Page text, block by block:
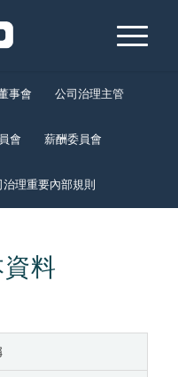
事會 公司治理主管
會 薪酬委員會
治理重要內部規則
料